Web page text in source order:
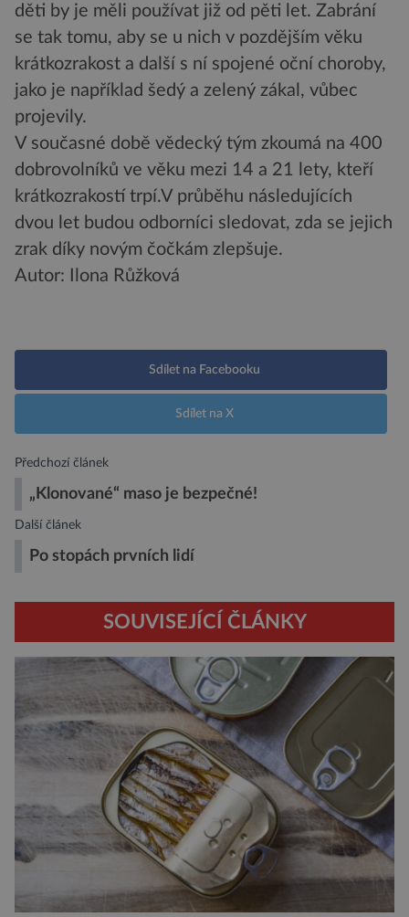
děti by je měli používat již od pěti let. Zabrání
se tak tomu, aby se u nich v pozdějším věku
krátkozrakost a další s ní spojené oční choroby,
jako je například šedý a zelený zákal, vůbec
projevily.
V současné době vědecký tým zkoumá na 400
dobrovolníků ve věku mezi 14 a 21 lety, kteří
krátkozrakostí trpí.V průběhu následujících
dvou let budou odborníci sledovat, zda se jejich
zrak díky novým čočkám zlepšuje.
Autor: Ilona Růžková
Sdílet na Facebooku
Sdílet na X
Předchozí článek
„Klonované“ maso je bezpečné!
Další článek
Po stopách prvních lidí
SOUVISEJÍCÍ ČLÁNKY